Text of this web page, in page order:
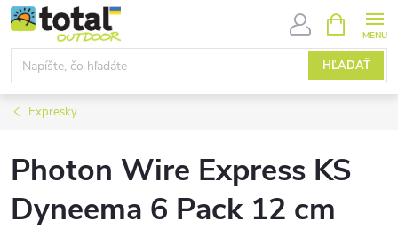
Prejsť
na
obsah
HĽADAŤ
KOŠÍK
Expresky
Photon Wire Express KS
Dyneema 6 Pack 12 cm